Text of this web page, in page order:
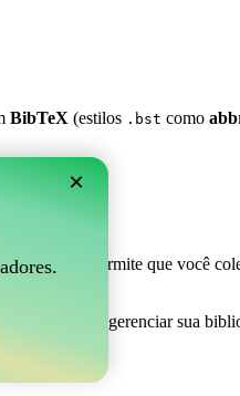
BibTeX (estilos .bst como
Ele permite que você
fácil de gerenciar sua
×